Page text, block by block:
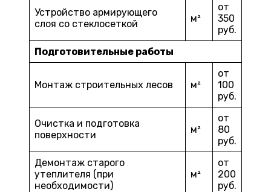
Устройство армирующего
слоя со стеклосеткой
м²
от
350
руб.
Подготовительные работы
Монтаж строительных лесов м²
от
100
руб.
Очистка и подготовка
поверхности
м²
от
80
руб.
Демонтаж старого
утеплителя (при
необходимости)
м²
от
200
руб.